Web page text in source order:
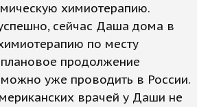
химиотерапию.
сейчас Даша дома в
по месту
продолжение
уже проводить в России.
врачей у Даши не